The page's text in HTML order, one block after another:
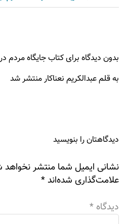
بدون دیدگاه برای کتاب جایگاه مردم
به قلم عبدالکریم نعناکار منتشر شد
دیدگاهتان را بنویسید
نشانی ایمیل شما منتشر
علامت‌گذاری شده‌اند*
دیدگاه *